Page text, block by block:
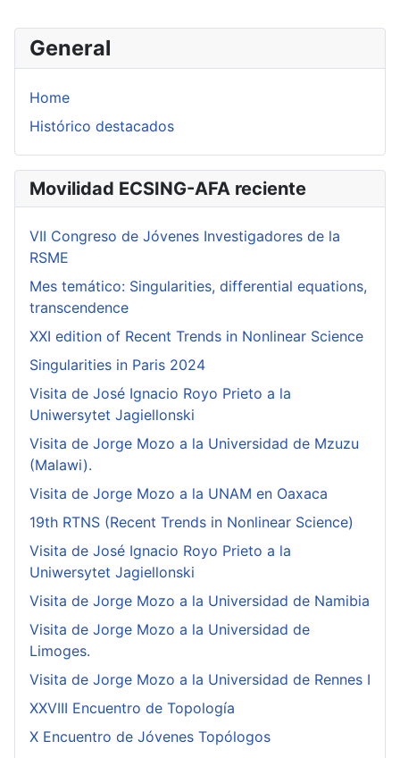
General
Home
Histórico destacados
Movilidad ECSING-AFA reciente
VII Congreso de Jóvenes Investigadores de la
RSME
Mes temático: Singularities, differential equations,
transcendence
XXI edition of Recent Trends in Nonlinear Science
Singularities in Paris 2024
Visita de José Ignacio Royo Prieto a la
Uniwersytet Jagiellonski
Visita de Jorge Mozo a la Universidad de Mzuzu
(Malawi).
Visita de Jorge Mozo a la UNAM en Oaxaca
19th RTNS (Recent Trends in Nonlinear Science)
Visita de José Ignacio Royo Prieto a la
Uniwersytet Jagiellonski
Visita de Jorge Mozo a la Universidad de Namibia
Visita de Jorge Mozo a la Universidad de
Limoges.
Visita de Jorge Mozo a la Universidad de Rennes I
XXVIII Encuentro de Topología
X Encuentro de Jóvenes Topólogos